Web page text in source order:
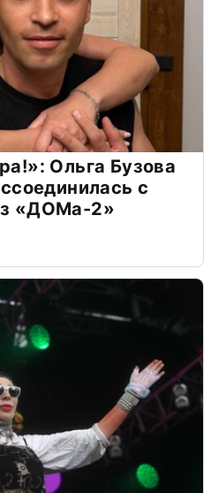
Ольга Бузова
с
«ДОМа-2»